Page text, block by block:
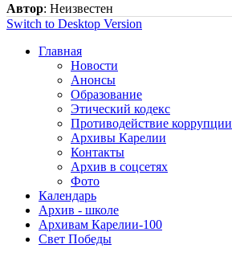
Автор: Неизвестен
Switch to Desktop Version
Главная
Новости
Анонсы
Образование
Этический кодекс
Противодействие коррупции
Архивы Карелии
Контакты
Архив в соцсетях
Фото
Календарь
Архив - школе
Архивам Карелии-100
Свет Победы